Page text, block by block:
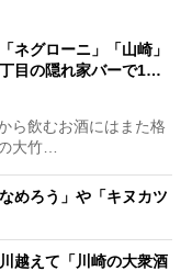
ネグローニ」「山崎」
目の隠れ家バーで1…
ら飲むお酒にはまた格
大竹…
めろう」や「キヌカツ
越えて「川崎の大衆酒